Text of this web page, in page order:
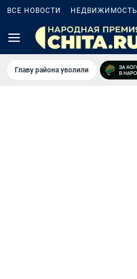
ВСЕ НОВОСТИ НЕДВИЖИМОСТЬ
Главу района уволили